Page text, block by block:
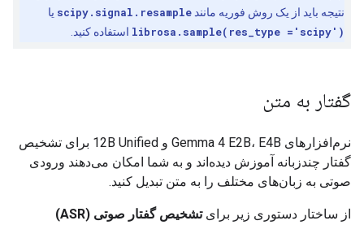
نتیجه باید از یک روش فوریه مانند scipy.signal.resample یا
librosa.sample(res_type ='scipy') استفاده کنید.
گفتار به متن
نرم‌افزارهای Gemma 4 E2B، E4B و 12B Unified برای تشخیص
گفتار چندزبانه آموزش دیده‌اند و به شما امکان می‌دهند ورودی
صوتی به زبان‌های مختلف را به متن تبدیل کنید.
از ساختار دستوری زیر برایتشخیص گفتار صوتی (ASR)